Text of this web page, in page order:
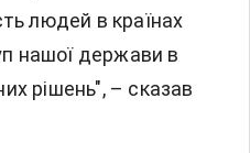
людей в країнах
нашої держави в
рішень", – сказав